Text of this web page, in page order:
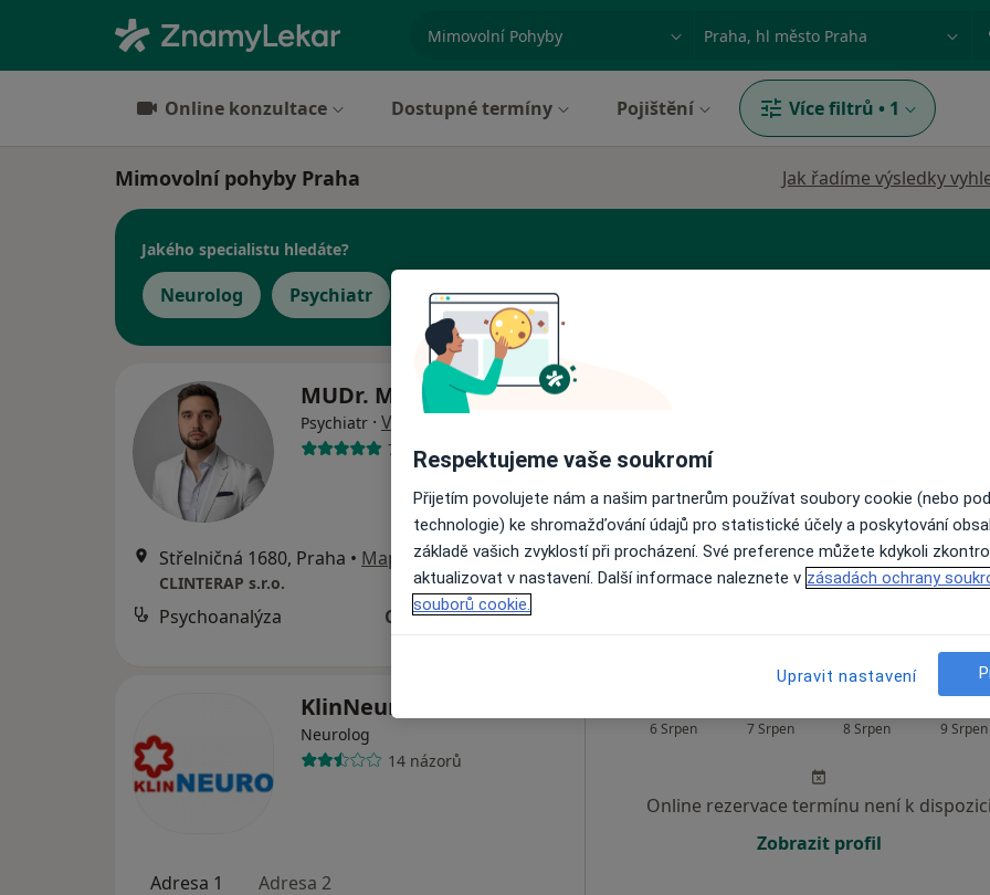
specializace, nemoc nebo příjmení Město nebo region
Online konzultace Dostupné termíny Pojištění Více filtrů • 1
Mimovolní pohyby Praha Jak řadíme výsledky
Jakého specialistu hledáte?
Neurolog Psychiatr
MUDr. Marek Cup
Psychiatr · Více
7 názorů
Střelničná 1680, Praha • Mapa
CLINTERAP s.r.o.
Psychoanalýza Cena nebyla přidána
Online rezervace termínu není k
Rezervovat termín
KlinNeuro s.r.o.
Neurolog
14 názorů
Adresa 1 Adresa 2
6 Srpen 7 Srpen 8 Srpen 9 Srpen
Online rezervace termínu není k dispozici
Zobrazit profil
Respektujeme vaše soukromí
Přijetím povolujete nám a našim partnerům používat soubory cookie (nebo
technologie) ke shromažďování údajů pro statistické účely a poskytování
základě vašich zvyklostí při procházení. Své preference můžete kdykoli
aktualizovat v nastavení. Další informace naleznete v zásadách ochrany
souborů cookie.
Upravit nastavení